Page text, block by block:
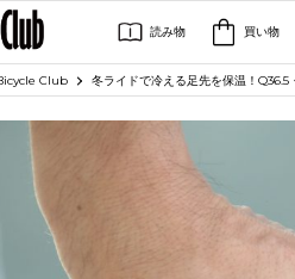
読み物 買い物
Club 冬ライドで冷える足先を保温！Q36.5